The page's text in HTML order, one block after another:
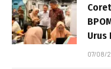
Urus
07/08/